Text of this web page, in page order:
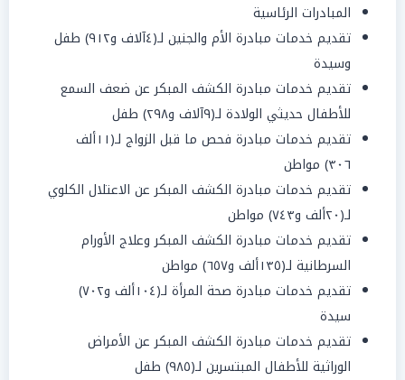
المبادرات الرئاسية
تقديم خدمات مبادرة الأم والجنين لـ(٤آلاف و٩١٢) طفل
وسيدة
تقديم خدمات مبادرة الكشف المبكر عن ضعف السمع
للأطفال حديثي الولادة لـ(٩آلاف و٢٩٨) طفل
تقديم خدمات مبادرة فحص ما قبل الزواج لـ(١١ألف
٣٠٦) مواطن
تقديم خدمات مبادرة الكشف المبكر عن الاعتلال الكلوي
لـ(٢٠ألف و٧٤٣) مواطن
تقديم خدمات مبادرة الكشف المبكر وعلاج الأورام
السرطانية لـ(١٣٥ألف و٦٥٧) مواطن
تقديم خدمات مبادرة صحة المرأة لـ(١٠٤ألف و٧٠٢)
سيدة
تقديم خدمات مبادرة الكشف المبكر عن الأمراض
الوراثية للأطفال المبتسرين لـ(٩٨٥) طفل